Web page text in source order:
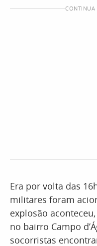
CONTINUA
Era por volta das
militares foram
explosão
no bairro Campo
socorristas